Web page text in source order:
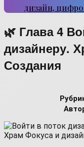
дизайн,
🌿 Глава 4
дизайнеру.
Создания